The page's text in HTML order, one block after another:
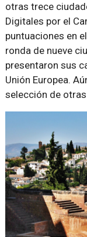
otras trece
Digitales por el
puntuaciones en
ronda de nueve
presentaron sus
Unión Europea.
selección de